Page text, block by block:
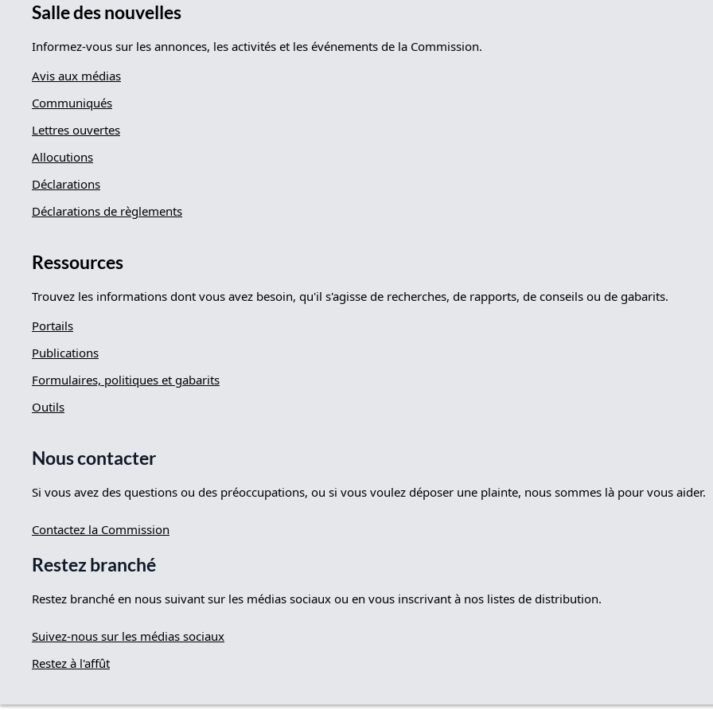
Salle des nouvelles
Informez-vous sur les annonces, les activités et les événements de la Commission.
Avis aux médias
Communiqués
Lettres ouvertes
Allocutions
Déclarations
Déclarations de règlements
Ressources
Trouvez les informations dont vous avez besoin, qu'il s'agisse de recherches, de rapports, de conseils ou de gabarits.
Portails
Publications
Formulaires, politiques et gabarits
Outils
Nous contacter
Si vous avez des questions ou des préoccupations, ou si vous voulez déposer une plainte, nous sommes là pour vous aider.
Contactez la Commission
Restez branché
Restez branché en nous suivant sur les médias sociaux ou en vous inscrivant à nos listes de distribution.
Suivez-nous sur les médias sociaux
Restez à l'affût